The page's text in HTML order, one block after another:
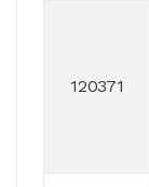
120371